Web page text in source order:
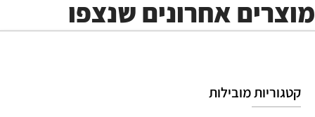
מוצרים אחרונים שנצפו
קטגוריות מובילות